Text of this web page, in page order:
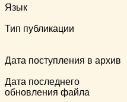
Язык
Тип публикации
Дата поступления в архив
Дата последнего
обновления файла